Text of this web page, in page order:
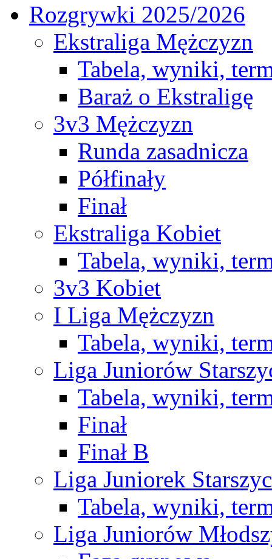
Rozgrywki 2025/2026
Ekstraliga Mężczyzn
Tabela, wyniki,
Baraż o Ekstraligę
3v3 Mężczyzn
Runda zasadnicza
Półfinały
Finał
Ekstraliga Kobiet
Tabela, wyniki,
3v3 Kobiet
I Liga Mężczyzn
Tabela, wyniki,
Liga Juniorów
Tabela, wyniki,
Finał
Finał B
Liga Juniorek
Tabela, wyniki,
Liga Juniorów